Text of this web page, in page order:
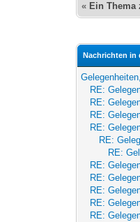
« Ein Thema
Nachrichten in
RE:
RE:
RE:
RE:
RE:
RE:
RE:
RE:
RE:
RE:
RE: